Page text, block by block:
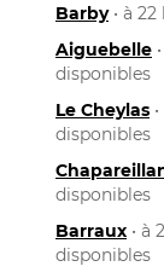
Barby• à
Aiguebelle
disponibles
Le Cheylas
disponibles
disponibles
Barraux • à
disponibles